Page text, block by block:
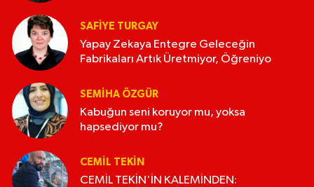
SAFIYE TURGAY
Yapay Zekaya Entegre Geleceğin
Fabrikaları Artık Üretmiyor, Öğreniyo
SEMIHA ÖZGÜR
Kabuğun seni koruyor mu, yoksa
hapsediyor mu?
CEMIL TEKIN
CEMİL TEKİN'İN KALEMİNDEN: